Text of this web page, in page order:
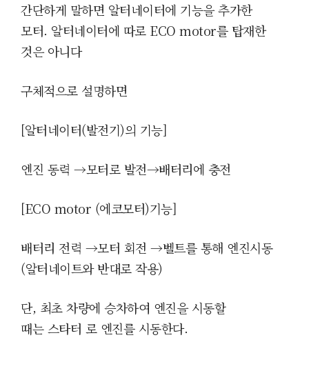
간단하게 말하면 알터네이터에 기능을 추가한
모터. 알터네이터에 따로 ECO motor를 탑재한
것은 아니다
구체적으로 설명하면
[알터네이터(발전기)의 기능]
엔진 동력 →모터로 발전→배터리에 충전
[ECO motor (에코모터)기능]
배터리 전력 →모터 회전 →벨트를 통해 엔진시동
(알터네이트와 반대로 작용)
단, 최초 차량에 승차하여 엔진을 시동할
때는스타터 로 엔진를 시동한다.